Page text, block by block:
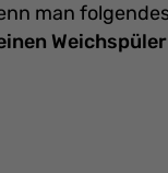
man
Weichspüler